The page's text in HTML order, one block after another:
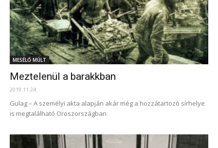
MESÉLŐ MÚLT
Meztelenül a barakkban
2019.11.24.
Gulag – A személyi akta alapján akár még a hozzátartozó sírhelye
is megtalálható Oroszországban